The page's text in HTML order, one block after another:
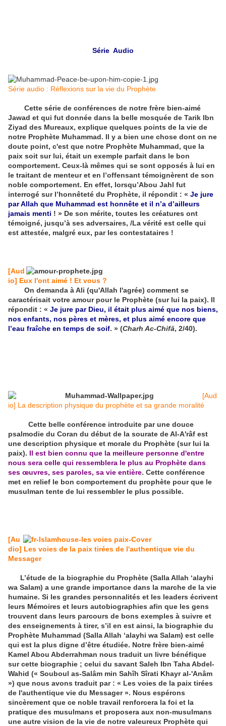
Série Audio
Série audio : Réflexions sur la vie du Prophète
Cette série de conférences de notre frère bien-aimé
Jawad et qui fut donnée dans la belle mosquée de Tarik Ibn
Ziyad des Mureaux, explique quelques points de la vie de
notre Prophète Muhammad. Il y a bien une chose dont on ne
doute point, c'est que notre Prophète Muhammad, que la
paix soit sur lui, était un exemple parfait dans le bon
comportement. Ceux-là mêmes qui se sont opposés à lui en
le traitant de menteur et en l’offensant témoignèrent de son
noble comportement. En effet, lorsqu’Abou Jahl fut
interrogé sur l’honnêteté du Prophète, il répondit : « Je jure
par Allah que Muhammad est honnête et il n’a d’ailleurs
jamais menti ! » De son mérite, toutes les créatures ont
témoigné, jusqu’à ses adversaires, /La vérité est celle qui
est attestée, malgré eux, par les contestataires !
[Aud
io] Eux l'ont aimé ! Et vous ?
On demanda à Ali (qu'Allah l'agrée) comment se
caractérisait votre amour pour le Prophète (sur lui la paix). Il
répondit : « Je jure par Dieu, il était plus aimé que nos biens,
nos enfants, nos pères et mères, et plus aimé encore que
l’eau fraîche en temps de soif. » (Charh Ac-Chifâ, 2/40).
[Aud
io] La description physique du prophète et sa grande moralité
Cette belle conférence introduite par une douce
psalmodie du Coran du début de la sourate de Al-A'râf est
une description physique et morale du Prophète (sur lui la
paix). Il est bien connu que la meilleure personne d'entre
nous sera celle qui ressemblera le plus au Prophète dans
ses œuvres, ses paroles, sa vie entière. Cette conférence
met en relief le bon comportement du prophète pour que le
musulman tente de lui ressembler le plus possible.
[Au
dio] Les voies de la paix tirées de l'authentique vie du
Messager
L’étude de la biographie du Prophète (Salla Allah ‘alayhi
wa Salam) a une grande importance dans la marche de la vie
humaine. Si les grandes personnalités et les leaders écrivent
leurs Mémoires et leurs autobiographies afin que les gens
trouvent dans leurs parcours de bons exemples à suivre et
des enseignements à tirer, s’il en est ainsi, la biographie du
Prophète Muhammad (Salla Allah ‘alayhi wa Salam) est celle
qui est la plus digne d’être étudiée. Notre frère bien-aimé
Kamel Abou Abderrahman nous traduit un livre bénéfique
sur cette biographie ; celui du savant Saleh Ibn Taha Abdel-
Wahid (« Souboul as-Salâm min Sahîh Sîrati Khayr al-'Anâm
») que nous avons traduit par : « Les voies de la paix tirées
de l'authentique vie du Messager ». Nous espérons
sincèrement que ce noble travail renforcera la foi et la
pratique des musulmans et proposera aux non-musulmans
une autre vision de la vie de notre valeureux Prophète qui